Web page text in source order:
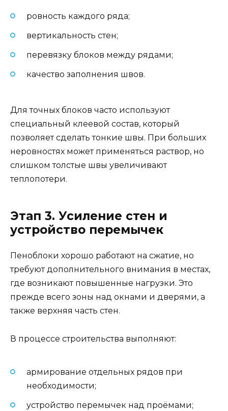
ровность каждого ряда;
вертикальность стен;
перевязку блоков между рядами;
качество заполнения швов.
Для точных блоков часто используют
специальный клеевой состав, который
позволяет сделать тонкие швы. При больших
неровностях может применяться раствор, но
слишком толстые швы увеличивают
теплопотери.
Этап 3. Усиление стен и
устройство перемычек
Пеноблоки хорошо работают на сжатие, но
требуют дополнительного внимания в местах,
где возникают повышенные нагрузки. Это
прежде всего зоны над окнами и дверями, а
также верхняя часть стен.
В процессе строительства выполняют:
армирование отдельных рядов при
необходимости;
устройство перемычек над проёмами;